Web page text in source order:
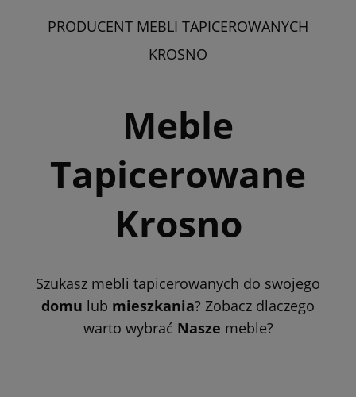
PRODUCENT MEBLI TAPICEROWANYCH
KROSNO
Meble
Tapicerowane
Krosno
Szukasz mebli tapicerowanych do swojego
domu lub mieszkania? Zobacz dlaczego
warto wybrać Nasze meble?